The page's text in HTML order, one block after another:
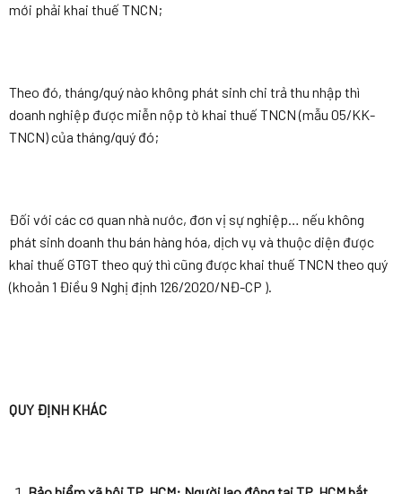
mới phải khai thuế TNCN;
Theo đó, tháng/quý nào không phát sinh chi trả thu nhập thì
doanh nghiệp được miễn nộp tờ khai thuế TNCN (mẫu 05/KK-
TNCN) của tháng/quý đó;
Đối với các cơ quan nhà nước, đơn vị sự nghiệp… nếu không
phát sinh doanh thu bán hàng hóa, dịch vụ và thuộc diện được
khai thuế GTGT theo quý thì cũng được khai thuế TNCN theo quý
(khoản 1 Điều 9 Nghị định 126/2020/NĐ-CP ).
QUY ĐỊNH KHÁC